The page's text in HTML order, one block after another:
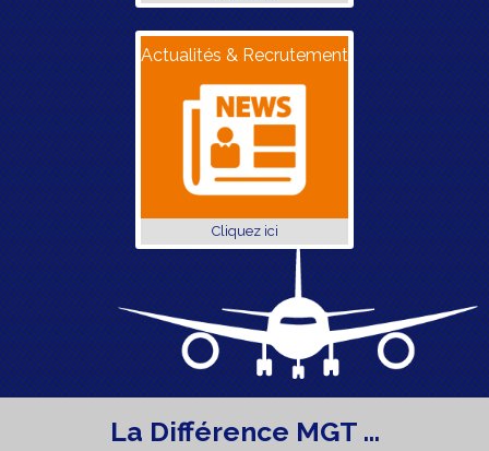
Actualités & Recrutement
Cliquez ici
La Différence MGT …